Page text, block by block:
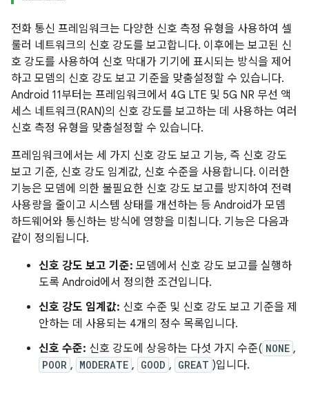
전화 통신 프레임워크는 다양한 신호 측정 유형을 사용하여 셀
룰러 네트워크의 신호 강도를 보고합니다. 이후에는 보고된 신
호 강도를 사용하여 신호 막대가 기기에 표시되는 방식을 제어
하고 모뎀의 신호 강도 보고 기준을 맞춤설정할 수 있습니다.
Android 11부터는 프레임워크에서 4G LTE 및 5G NR 무선 액
세스 네트워크(RAN)의 신호 강도를 보고하는 데 사용하는 여러
신호 측정 유형을 맞춤설정할 수 있습니다.
프레임워크에서는 세 가지 신호 강도 보고 기능, 즉 신호 강도
보고 기준, 신호 강도 임계값, 신호 수준을 사용합니다. 이러한
기능은 모뎀에 의한 불필요한 신호 강도 보고를 방지하여 전력
사용량을 줄이고 시스템 상태를 개선하는 등 Android가 모뎀
하드웨어와 통신하는 방식에 영향을 미칩니다. 기능은 다음과
같이 정의됩니다.
신호 강도 보고 기준: 모뎀에서 신호 강도 보고를 실행하
도록 Android에서 정의한 조건입니다.
신호 강도 임계값: 신호 수준 및 신호 강도 보고 기준을 제
안하는 데 사용되는 4개의 정수 목록입니다.
신호 수준: 신호 강도에 상응하는 다섯 가지 수준( NONE ,
POOR , MODERATE , GOOD , GREAT )입니다.